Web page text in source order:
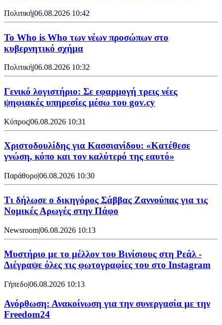
Πολιτική|06.08.2026 10:42
Το Who is Who των νέων προσώπων στο
κυβερνητικό σχήμα
Πολιτική|06.08.2026 10:32
Γενικό λογιστήριο: Σε εφαρμογή τρεις νέες
ψηφιακές υπηρεσίες μέσω του gov.cy
Κύπρος|06.08.2026 10:31
Χριστοδουλίδης για Κασσιανίδου: «Κατέθεσε
γνώση, κόπο και τον καλύτερό της εαυτό»
Παράθυρο|06.08.2026 10:30
Τι δήλωσε ο δικηγόρος Σάββας Ζαννούπας για τις
Νομικές Αρωγές στην Πάφο
Newsroom|06.08.2026 10:13
Μυστήριο με το μέλλον του Βινίσιους στη Ρεάλ -
Διέγραψε όλες τις φωτογραφίες του στο Instagram
Γήπεδο|06.08.2026 10:13
Ανόρθωση: Ανακοίνωση για την συνεργασία με την
Freedom24